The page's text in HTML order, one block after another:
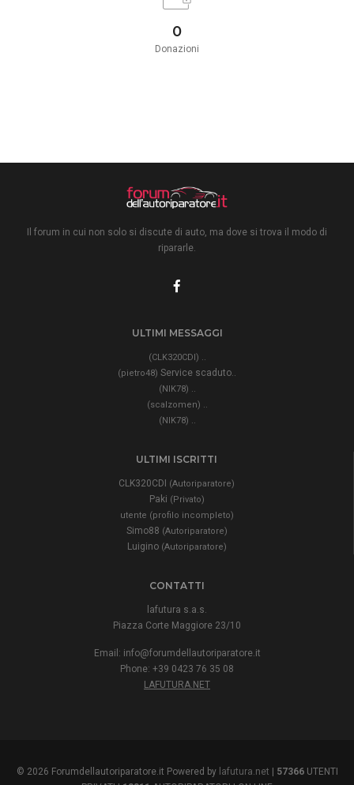
0
Donazioni
Il forum in cui non solo si discute di auto, ma dove si trova il modo di
ripararle.
ULTIMI MESSAGGI
(CLK320CDI) ..
(pietro48) Service scaduto..
(NIK78) ..
(scalzomen) ..
(NIK78) ..
ULTIMI ISCRITTI
CLK320CDI (Autoriparatore)
Paki (Privato)
utente (profilo incompleto)
Simo88 (Autoriparatore)
Luigino (Autoriparatore)
CONTATTI
lafutura s.a.s.
Piazza Corte Maggiore 23/10
Email: info@forumdellautoriparatore.it
Phone: +39 0423 76 35 08
LAFUTURA.NET
© 2026 Forumdellautoriparatore.it Powered by lafutura.net 57366UTENTI